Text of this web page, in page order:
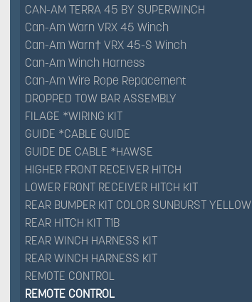
CAN-AM TERRA 45 BY SUPERWINCH
Can-Am Warn VRX 45 Winch
Can-Am Warn† VRX 45-S Winch
Can-Am Winch Harness
Can-Am Wire Rope Repacement
DROPPED TOW BAR ASSEMBLY
FILAGE *WIRING KIT
GUIDE *CABLE GUIDE
GUIDE DE CABLE *HAWSE
HIGHER FRONT RECEIVER HITCH
LOWER FRONT RECEIVER HITCH KIT
REAR BUMPER KIT COLOR SUNBURST YELLOW
REAR HITCH KIT T1B
REAR WINCH HARNESS KIT
REAR WINCH HARNESS KIT
REMOTE CONTROL
REMOTE CONTROL